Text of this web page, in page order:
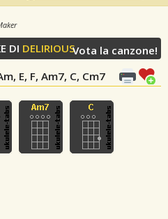
DI DELIRIOUS
E, F, Am7, C, Cm7
Vota la canzone!